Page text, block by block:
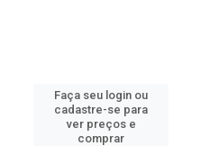
Faça seu login ou
cadastre-se para
ver preços e
comprar